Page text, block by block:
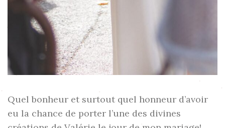
Quel bonheur et surtout quel honneur d’avoir
eu la chance de porter l’une des divines